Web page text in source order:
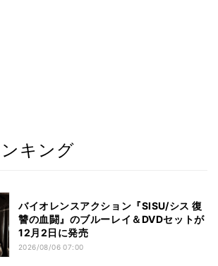
キング
バイオレンスアクション『SISU/シス 復
讐の血闘』のブルーレイ＆DVDセットが
12月2日に発売
2026/08/06 07:00